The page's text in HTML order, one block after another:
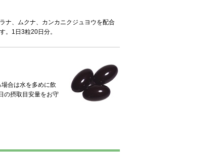
ナ、ムクナ、カンカニクジュヨウを配合
。1日3粒20日分。
合は水を多めに飲
の摂取目安量をお守